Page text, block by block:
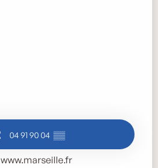
04 91 90 04 ▒▒
www.marseille.fr